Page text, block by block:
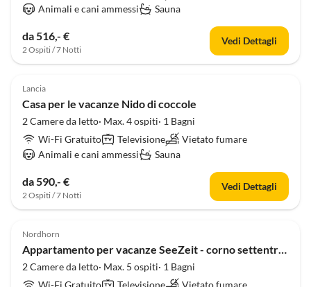
Animali e cani ammessi
Sauna
da 516,- €
2 Ospiti / 7 Notti
Vedi Dettagli
Lancia
Casa per le vacanze Nido di coccole
2 Camere da letto· Max. 4 ospiti· 1 Bagni
Wi-Fi Gratuito
Televisione
Vietato fumare
Animali e cani ammessi
Sauna
da 590,- €
2 Ospiti / 7 Notti
Vedi Dettagli
Nordhorn
Appartamento per vacanze SeeZeit - corno settentrionale
2 Camere da letto· Max. 5 ospiti· 1 Bagni
Wi-Fi Gratuito
Televisione Vietato fumare